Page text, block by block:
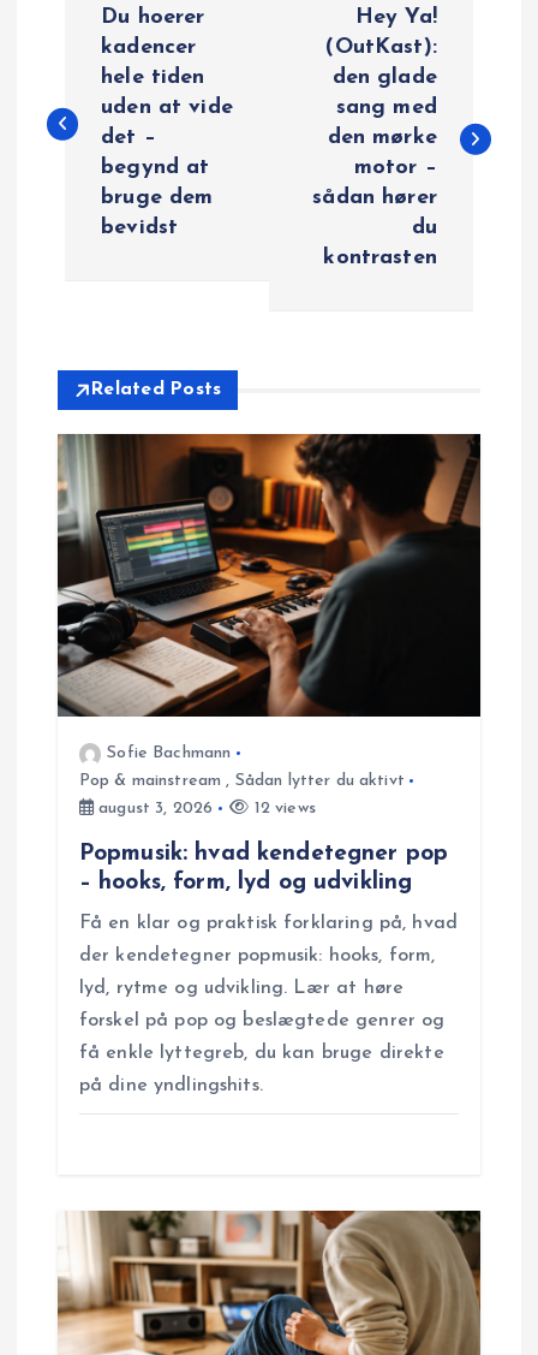
d
n
a
v
g
a
Du hoerer
kadencer
hele tiden
uden at vide
det –
begynd at
bruge dem
bevidst
Hey Ya!
(OutKast):
den glade
sang med
den mørke
motor –
sådan hører
du
kontrasten
Related Posts
Sofie Bachmann
Pop & mainstream , Sådan lytter du aktivt
august 3, 2026
12 views
Popmusik: hvad kendetegner pop
– hooks, form, lyd og udvikling
Få en klar og praktisk forklaring på, hvad
der kendetegner popmusik: hooks, form,
lyd, rytme og udvikling. Lær at høre
forskel på pop og beslægtede genrer og
få enkle lyttegreb, du kan bruge direkte
på dine yndlingshits.